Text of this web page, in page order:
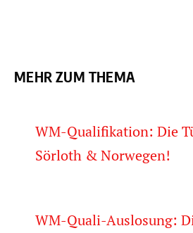
MEHR ZUM THEMA
WM-Qualifikation: Die
Sörloth & Norwegen!
WM-Quali-Auslosung: